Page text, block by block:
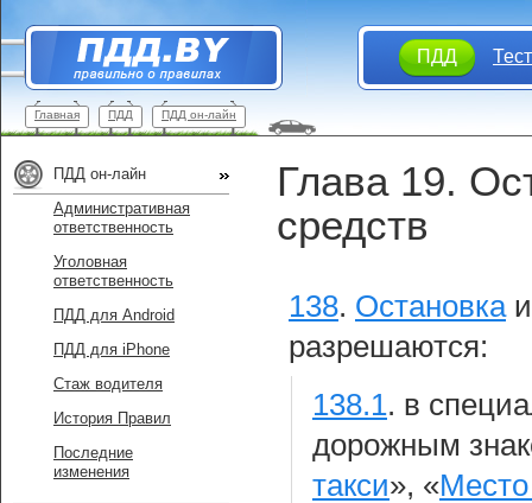
ПДД
Главная ПДД ПДД он-лайн
Глава 19.
средств
138. Остановка
разрешаются:
138.1. в
дорожным
такси», «
ПДД он-лайн
Административная
ответственность
Уголовная
ответственность
ПДД для Android
ПДД для iPhone
Стаж водителя
История Правил
Последние
изменения